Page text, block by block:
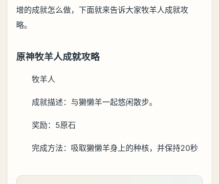
增的成就怎么做，下面就来告诉大家牧羊人成就攻
略。
原神牧羊人成就攻略
牧羊人
成就描述：与獭懒羊一起悠闲散步。
奖励：5原石
完成方法：吸取獭懒羊身上的种核，并保持20秒